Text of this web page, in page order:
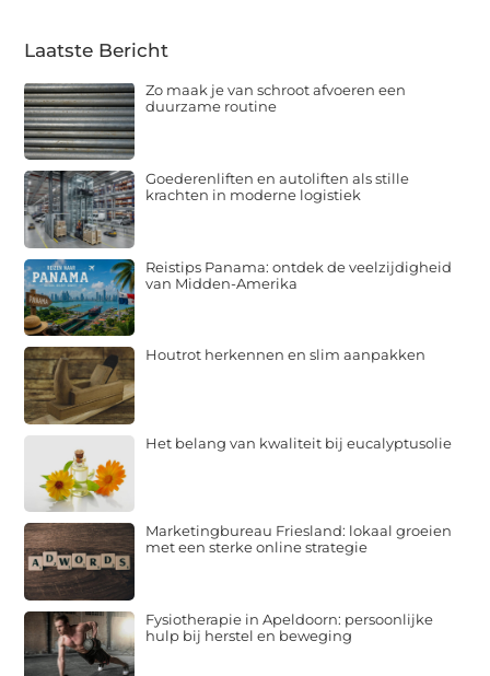
Laatste Bericht
Zo maak je van schroot afvoeren een
duurzame routine
Goederenliften en autoliften als stille
krachten in moderne logistiek
Reistips Panama: ontdek de veelzijdigheid
van Midden-Amerika
Houtrot herkennen en slim aanpakken
Het belang van kwaliteit bij eucalyptusolie
Marketingbureau Friesland: lokaal groeien
met een sterke online strategie
Fysiotherapie in Apeldoorn: persoonlijke
hulp bij herstel en beweging